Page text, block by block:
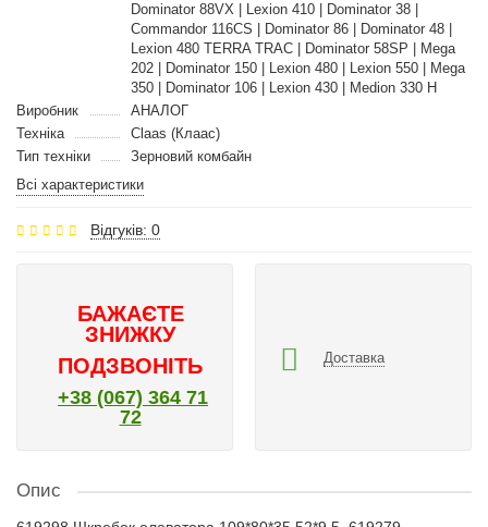
Dominator 88VX | Lexion 410 | Dominator 38 |
Commandor 116CS | Dominator 86 | Dominator 48 |
Lexion 480 TERRA TRAC | Dominator 58SP | Mega
202 | Dominator 150 | Lexion 480 | Lexion 550 | Mega
350 | Dominator 106 | Lexion 430 | Medion 330 H
Виробник
АНАЛОГ
Техніка
Claas (Клаас)
Тип техніки
Зерновий комбайн
Всі характеристики
Відгуків: 0
БАЖАЄТЕ
ЗНИЖКУ
ПОДЗВОНІТЬ
+38 (067) 364 71
72
Доставка
Опис